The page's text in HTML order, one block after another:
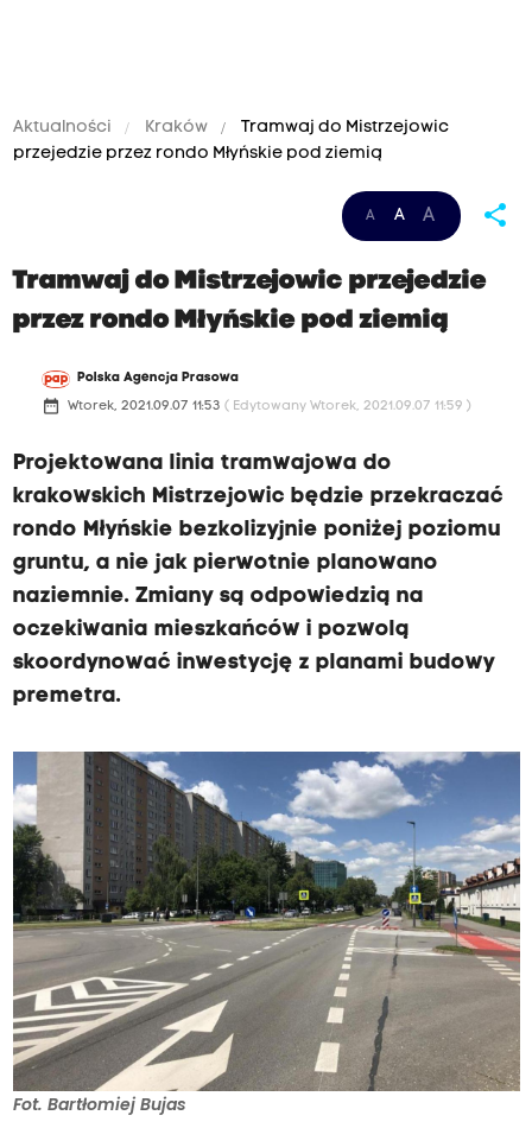
Aktualności Kraków
Tramwaj do Mistrzejowic
przejedzie przez rondo Młyńskie pod ziemią
A A A share
Tramwaj do Mistrzejowic przejedzie
przez rondo Młyńskie pod ziemią
Polska Agencja Prasowa
date_range Wtorek, 2021.09.07 11:53 ( Edytowany Wtorek, 2021.09.07 11:59 )
Projektowana linia tramwajowa do
krakowskich Mistrzejowic będzie przekraczać
rondo Młyńskie bezkolizyjnie poniżej poziomu
gruntu, a nie jak pierwotnie planowano
naziemnie. Zmiany są odpowiedzią na
oczekiwania mieszkańców i pozwolą
skoordynować inwestycję z planami budowy
premetra.
Fot. Bartłomiej Bujas